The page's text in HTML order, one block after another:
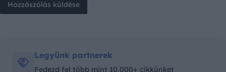
Legyünk partnerek
Fedezd fel több mint 10,000+ cikkünket